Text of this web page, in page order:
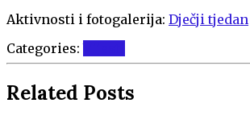
Aktivnosti i fotogalerija: Dječji tjedan
Categories:
Related Posts